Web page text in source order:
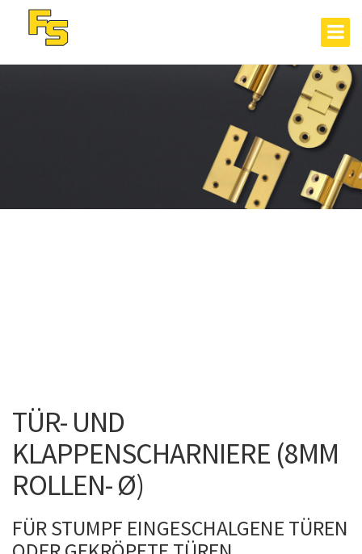
TÜR- UND
KLAPPENSCHARNIERE (8MM
ROLLEN- Ø)
FÜR STUMPF EINGESCHALGENE TÜREN